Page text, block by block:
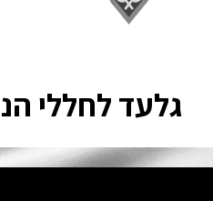
גלעד לחללי